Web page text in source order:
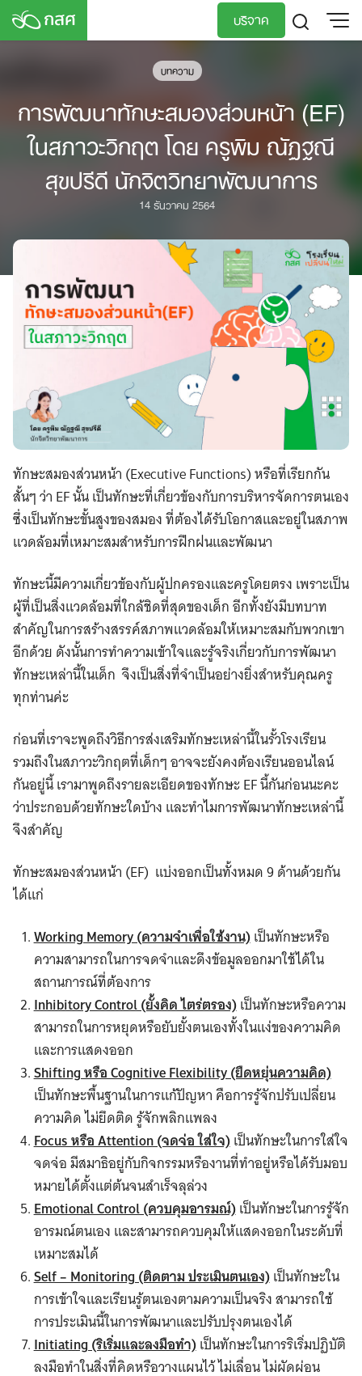
Skip
บริจาค
บทความ
การพัฒนาทักษะสมองส่วนหน้า (EF)
ในสภาวะวิกฤต โดย ครูพิม ณัฏฐณี
สุขปรีดี นักจิตวิทยาพัฒนาการ
14 ธันวาคม 2564
ทักษะสมองส่วนหน้า (Executive Functions) หรือที่เรียกกัน
สั้นๆ ว่า EF นั้น เป็นทักษะที่เกี่ยวข้องกับการบริหารจัดการตนเอง
ซึ่งเป็นทักษะขั้นสูงของสมอง ที่ต้องได้รับโอกาสและอยู่ในสภาพ
แวดล้อมที่เหมาะสมสำหรับการฝึกฝนและพัฒนา
ทักษะนี้มีความเกี่ยวข้องกับผู้ปกครองและครูโดยตรง เพราะเป็น
ผู้ที่เป็นสิ่งแวดล้อมที่ใกล้ชิดที่สุดของเด็ก อีกทั้งยังมีบทบาท
สำคัญในการสร้างสรรค์สภาพแวดล้อมให้เหมาะสมกับพวกเขา
อีกด้วย ดังนั้นการทำความเข้าใจและรู้จริงเกี่ยวกับการพัฒนา
ทักษะเหล่านี้ในเด็ก จึงเป็นสิ่งที่จำเป็นอย่างยิ่งสำหรับคุณครู
ทุกท่านค่ะ
ก่อนที่เราจะพูดถึงวิธีการส่งเสริมทักษะเหล่านี้ในรั้วโรงเรียน
รวมถึงในสภาวะวิกฤตที่เด็กๆ อาจจะยังคงต้องเรียนออนไลน์
กันอยู่นี้ เรามาพูดถึงรายละเอียดของทักษะ EF นี้กันก่อนนะคะ
ว่าประกอบด้วยทักษะใดบ้าง และทำไมการพัฒนาทักษะเหล่านี้
จึงสำคัญ
ทักษะสมองส่วนหน้า (EF) แบ่งออกเป็นทั้งหมด 9 ด้านด้วยกัน
ได้แก่
Working Memory (ความจำเพื่อใช้งาน)เป็นทักษะหรือ
ความสามารถในการจดจำและดึงข้อมูลออกมาใช้ได้ใน
สถานการณ์ที่ต้องการ
Inhibitory Control (ยั้งคิด ไตร่ตรอง)เป็นทักษะหรือความ
สามารถในการหยุดหรือยับยั้งตนเองทั้งในแง่ของความคิด
และการแสดงออก
Shifting หรือ Cognitive Flexibility (ยืดหยุ่นความคิด)
เป็นทักษะพื้นฐานในการแก้ปัญหา คือการรู้จักปรับเปลี่ยน
ความคิด ไม่ยึดติด รู้จักพลิกแพลง
Focus หรือ Attention (จดจ่อ ใส่ใจ)เป็นทักษะในการใส่ใจ
จดจ่อ มีสมาธิอยู่กับกิจกรรมหรืองานที่ทำอยู่หรือได้รับมอบ
หมายได้ตั้งแต่ต้นจนสำเร็จลุล่วง
Emotional Control (ควบคุมอารมณ์)เป็นทักษะในการรู้จัก
อารมณ์ตนเอง และสามารถควบคุมให้แสดงออกในระดับที่
เหมาะสมได้
Self – Monitoring (ติดตาม ประเมินตนเอง)เป็นทักษะใน
การเข้าใจและเรียนรู้ตนเองตามความเป็นจริง สามารถใช้
การประเมินนี้ในการพัฒนาและปรับปรุงตนเองได้
Initiating (ริเริ่มและลงมือทำ)เป็นทักษะในการริเริ่มปฏิบัติ
ลงมือทำในสิ่งที่คิดหรือวางแผนไว้ ไม่เลื่อน ไม่ผัดผ่อน